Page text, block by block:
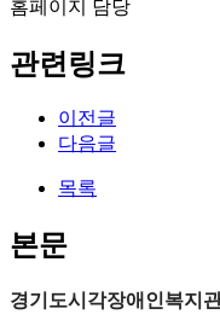
홈페이지 담당
관련링크
이전글
다음글
목록
본문
경기도시각장애인복지